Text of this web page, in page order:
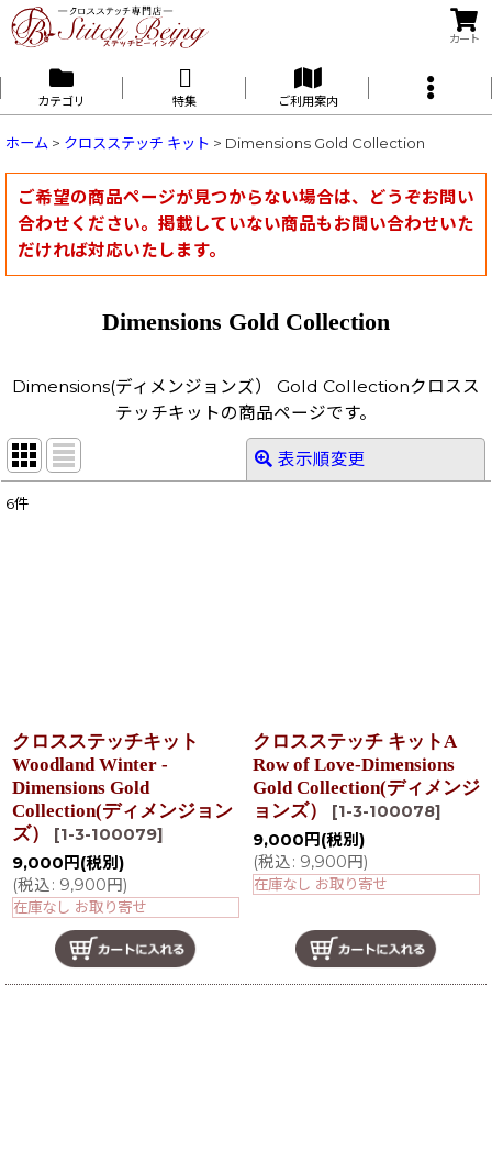
カート
カテゴリ 特集 ご利用案内
ホーム > クロスステッチ キット > Dimensions Gold Collection
ご希望の商品ページが見つからない場合は、どうぞお問い
合わせください。掲載していない商品もお問い合わせいた
だければ対応いたします。
Dimensions Gold Collection
Dimensions(ディメンジョンズ） Gold Collectionクロスス
テッチキットの商品ページです。
表示順変更
6件
クロスステッチキット
Woodland Winter -
Dimensions Gold
Collection(ディメンジョン
ズ）
[1-3-100079]
9,000 円 (税別)
(税込: 9,900円)
在庫なし お取り寄せ
クロスステッチ キットA
Row of Love-Dimensions
Gold Collection(ディメンジ
ョンズ）
[1-3-100078]
9,000 円 (税別)
(税込: 9,900円)
在庫なし お取り寄せ